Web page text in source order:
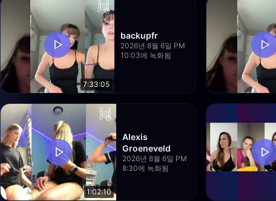
7:33:05
backupfr
2026년 8월 6일 PM
10:03에 녹화됨
1:02:10
Alexis
Groeneveld
2026년 8월 6일 PM
8:30에 녹화됨